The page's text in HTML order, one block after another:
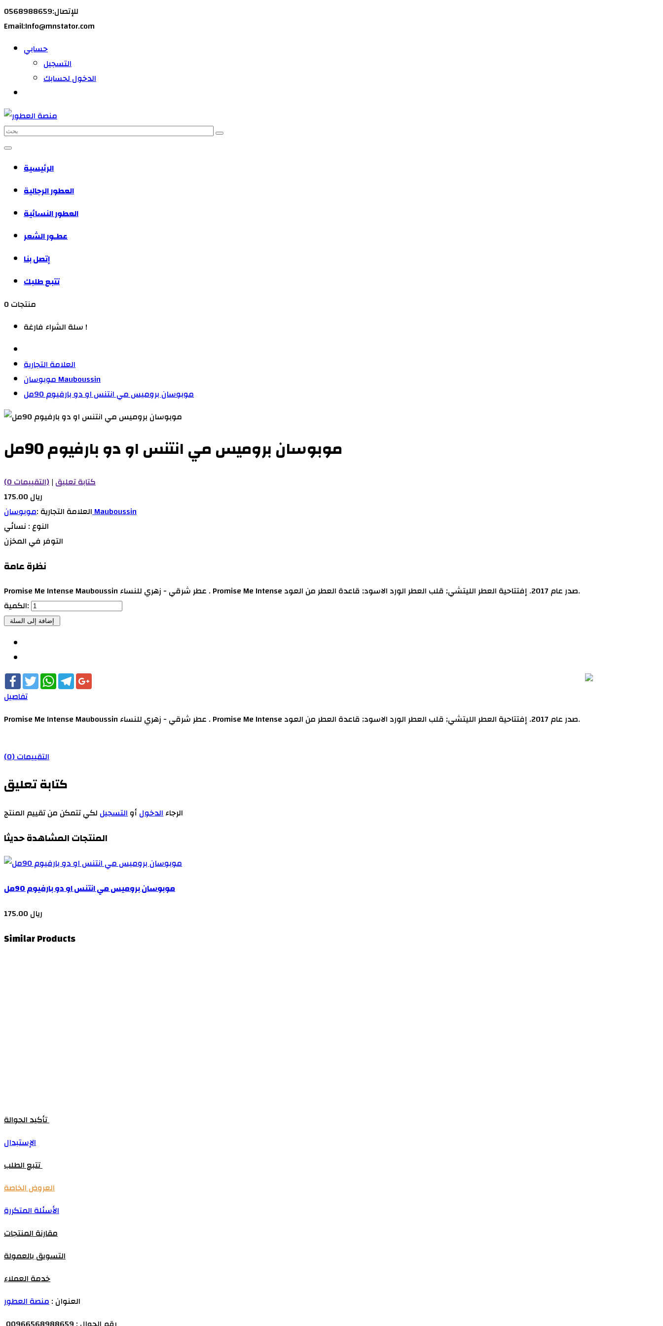
للإتصال:0568988659
Email:Info@mnstator.com
حسابي
التسجيل
الدخول لحسابك
الرئيسية
العطور الرجالية
العطور النسائية
عطـور الشعر
إتصل بنا
تتبع طلبك
0 منتجات
سلة الشراء فارغة !
العلامة التجارية
موبوسان Mauboussin
موبوسان بروميس مي انتنس او دو بارفيوم 90مل
موبوسان بروميس مي انتنس او دو بارفيوم 90مل
(0 التقييمات)| كتابة تعليق
175.00 ريال
العلامة التجارية :موبوسان Mauboussin
النوع : نسائي
التوفر في المخزن
نظرة عامة
Promise Me Intense Mauboussin عطر شرقي - زهري للنساء . Promise Me Intense صدر عام 2017. إفتتاحية العطر الليتشي; قلب العطر الورد الاسود; قاعدة العطر من العود.
الكمية:
Facebook
TwitterWhatsApp
Telegram
تفاصيل
Promise Me Intense Mauboussin عطر شرقي - زهري للنساء . Promise Me Intense صدر عام 2017. إفتتاحية العطر الليتشي; قلب العطر الورد الاسود; قاعدة العطر من العود.
التقييمات (0)
كتابة تعليق
الرجاءالدخولأوالتسجيل لكي تتمكن من تقييم المنتج
المنتجات المشاهدة حديثا
موبوسان بروميس مي انتنس او دو بارفيوم 90مل
175.00 ريال
Similar Products
تأكيد الحوالة
الإستبدال
تتبع الطلب
العروض الخاصة
الأسئلة المتكررة
مقارنة المنتجات
التسويق بالعمولة
خدمة العملاء
العنوان :منصة العطور